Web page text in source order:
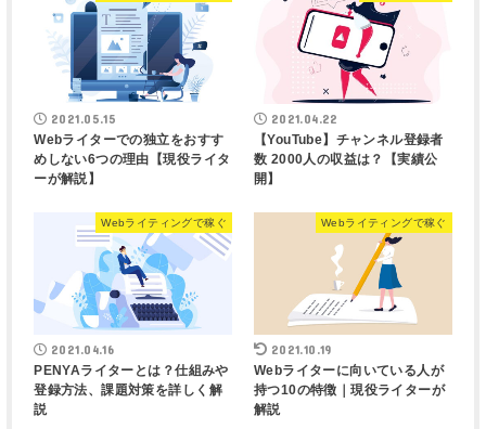
2021.05.15
Webライターでの独立をおすす
めしない6つの理由【現役ライタ
ーが解説】
2021.04.22
【YouTube】チャンネル登録者
数 2000人の収益は？【実績公
開】
Webライティングで稼ぐ
2021.04.16
PENYAライターとは？仕組みや
登録方法、課題対策を詳しく解
説
Webライティングで稼ぐ
2021.10.19
Webライターに向いている人が
持つ10の特徴｜現役ライターが
解説